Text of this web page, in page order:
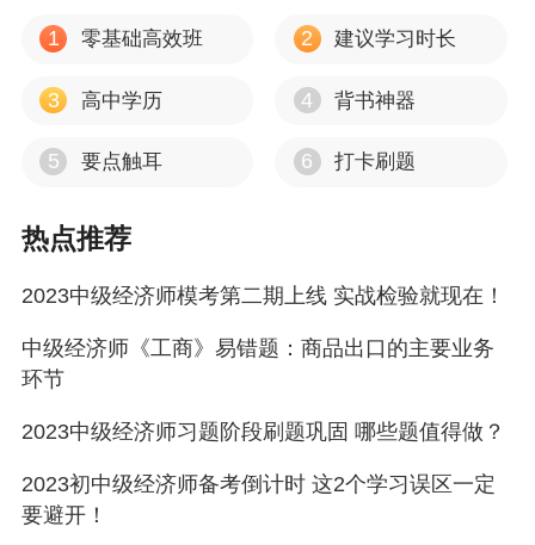
1 零基础高效班 2 建议学习时长
3 高中学历 4 背书神器
5 要点触耳 6 打卡刷题
热点推荐
2023中级经济师模考第二期上线 实战检验就现在！
中级经济师《工商》易错题：商品出口的主要业务
环节
2023中级经济师习题阶段刷题巩固 哪些题值得做？
2023初中级经济师备考倒计时 这2个学习误区一定
要避开！